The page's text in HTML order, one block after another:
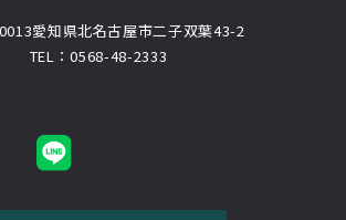
愛知県北名古屋市二子双葉43-2
TEL：0568-48-2333